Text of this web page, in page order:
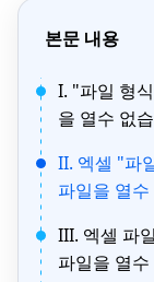
본문 내용
I. "파일 형
을 열수 없
II. 엑셀 "파
파일을 열
III. 엑셀 파
파일을 열